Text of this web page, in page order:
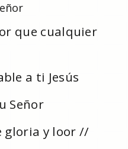
que cualquier
a ti Jesús
Señor
gloria y loor //